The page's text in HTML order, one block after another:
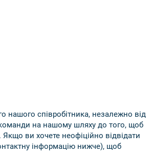
нашого співробітника, незалежно від
команди на нашому шляху до того, щоб
ви хочете неофіційно відвідати
інформацію нижче), щоб